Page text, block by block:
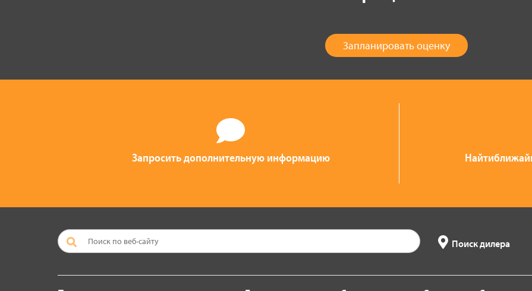
Запланировать оценку
Запросить дополнительную информацию
Поиск дилера